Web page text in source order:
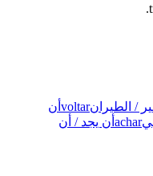
/ الطيرانvoltar أن
achar أن يجد / أن